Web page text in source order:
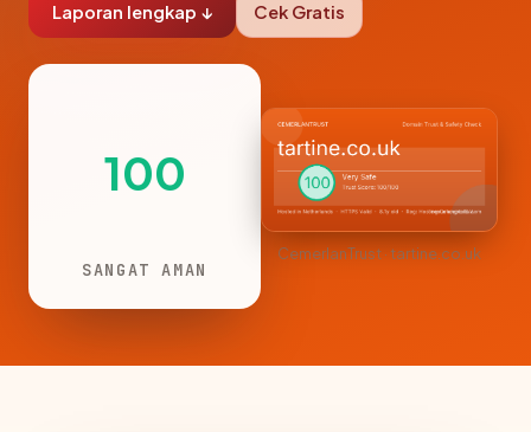
Laporan lengkap ↓ Cek Gratis
100
SANGAT AMAN
CemerlanTrust · tartine.co.uk